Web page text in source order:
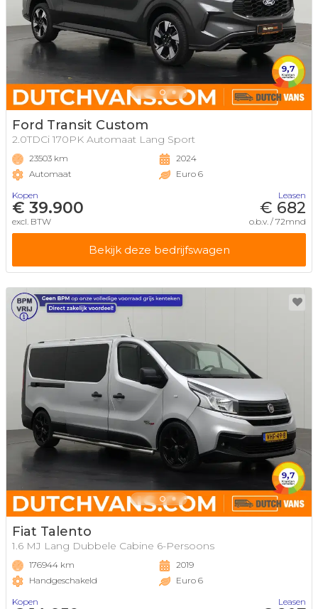
Ford Transit Custom
2.0TDCi 170PK Automaat Lang Sport
23503 km
Automaat
2024
Euro 6
Kopen
€ 39.900
excl. BTW
Leasen
€ 682
o.b.v. / 72mnd
Bekijk deze bedrijfswagen
Fiat Talento
1.6 MJ Lang Dubbele Cabine 6-Persoons
176944 km
Handgeschakeld
2019
Euro 6
Kopen
Leasen